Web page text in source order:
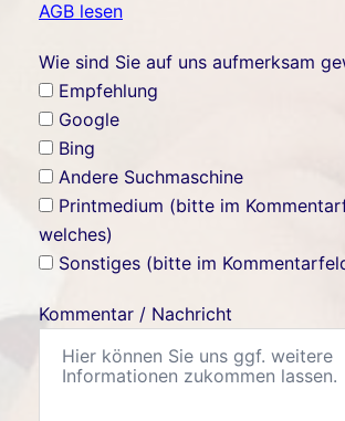
AGB lesen
Wie sind Sie auf uns aufmerksam
Empfehlung
Google
Bing
Andere Suchmaschine
Printmedium (bitte im
welches)
Sonstiges (bitte im
Kommentar / Nachricht